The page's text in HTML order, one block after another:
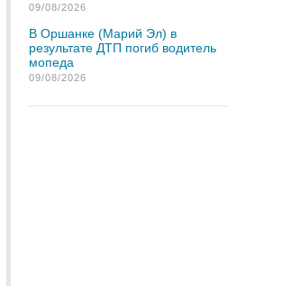
09/08/2026
В Оршанке (Марий Эл) в
результате ДТП погиб водитель
мопеда
09/08/2026